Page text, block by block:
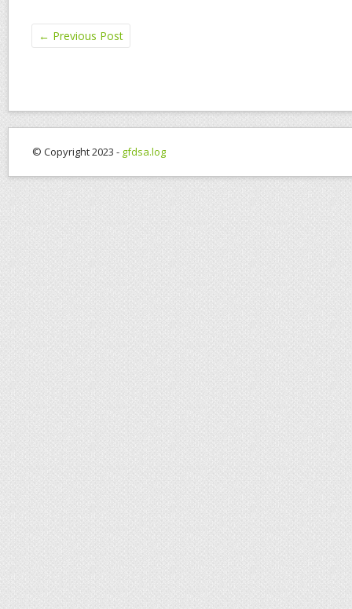
← Previous Post
© Copyright 2023 - gfdsa.log